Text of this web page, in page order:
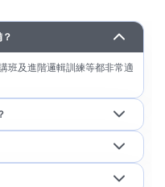
班及進階邏輯訓練等都非常適